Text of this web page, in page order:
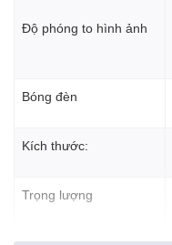
Độ phóng to hình ảnh
Bóng đèn
Kích thước:
Trọng lượng